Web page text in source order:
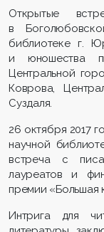
Открытые
в
библиотеке г.
и юношества
Центральной
Коврова,
Суздаля.
26 октября 2017
научной
встреча с
лауреатов и
премии «Большая
Интрига для